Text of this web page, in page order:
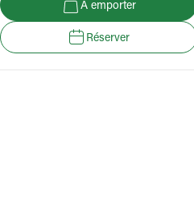
À emporter
Réserver